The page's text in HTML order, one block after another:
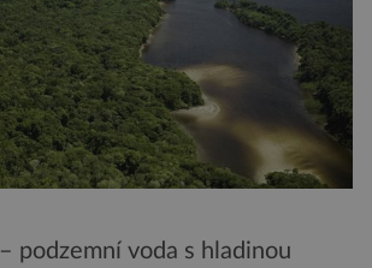
– podzemní voda s hladinou